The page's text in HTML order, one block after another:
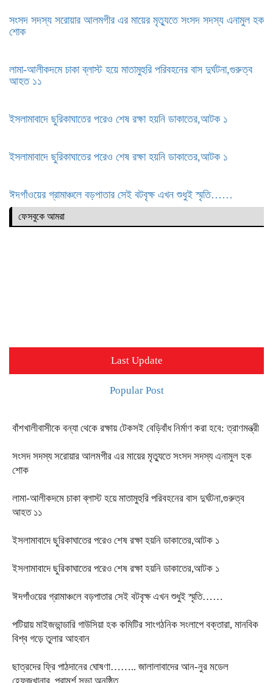
সংসদ সদস্য সরোয়ার আলমগীর এর মায়ের মৃত্যুতে সংসদ সদস্য এনামুল হক
শোক
লামা-আলীকদমে চাকা ব্লাস্ট হয়ে মাতামুহুরি পরিবহনের বাস দুর্ঘটনা,গুরুত্ব
আহত ১১
ইসলামাবাদে ছুরিকাঘাতের পরেও শেষ রক্ষা হয়নি ডাকাতের,আটক ১
ইসলামাবাদে ছুরিকাঘাতের পরেও শেষ রক্ষা হয়নি ডাকাতের,আটক ১
ঈদগাঁওয়ের গ্রামাঞ্চলে বড়পাতার সেই বটবৃক্ষ এখন শুধুই স্মৃতি……
ফেসবুকে আমরা
Last Update
Popular Post
বাঁশখালীবাসীকে বন্যা থেকে রক্ষায় টেকসই বেড়িবাঁধ নির্মাণ করা হবে: ত্রাণমন্ত্রী
সংসদ সদস্য সরোয়ার আলমগীর এর মায়ের মৃত্যুতে সংসদ সদস্য এনামুল হক
শোক
লামা-আলীকদমে চাকা ব্লাস্ট হয়ে মাতামুহুরি পরিবহনের বাস দুর্ঘটনা,গুরুত্ব
আহত ১১
ইসলামাবাদে ছুরিকাঘাতের পরেও শেষ রক্ষা হয়নি ডাকাতের,আটক ১
ইসলামাবাদে ছুরিকাঘাতের পরেও শেষ রক্ষা হয়নি ডাকাতের,আটক ১
ঈদগাঁওয়ের গ্রামাঞ্চলে বড়পাতার সেই বটবৃক্ষ এখন শুধুই স্মৃতি……
পটিয়ায় মাইজভান্ডারি গাউসিয়া হক কমিটির সাংগঠনিক সংলাপে বক্তারা, মানবিক
বিশ্ব গড়ে তুলার আহবান
ছাত্রদের ফ্রি পাঠদানের ঘোষণা…….. জালালাবাদের আন-নুর মডেল